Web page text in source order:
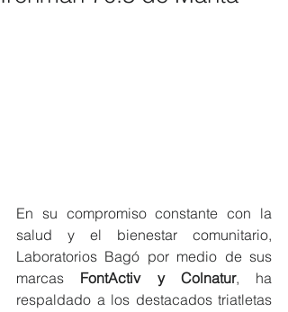
En su compromiso constante con la
salud y el bienestar comunitario,
Laboratorios Bagó por medio de sus
marcas FontActiv y Colnatur, ha
respaldado a los destacados triatletas